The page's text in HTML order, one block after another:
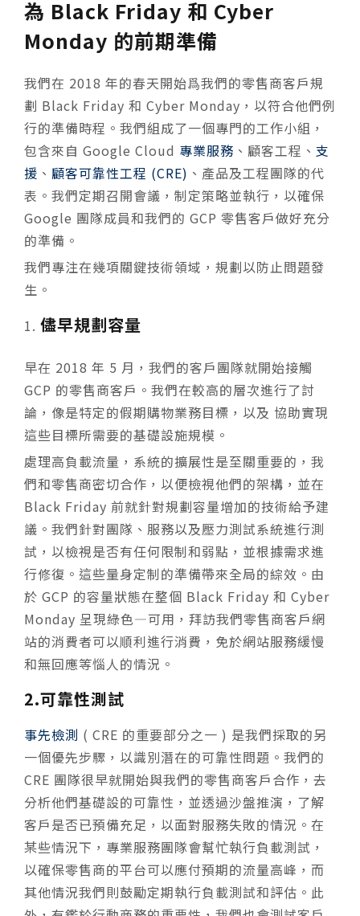
為 Black Friday 和 Cyber
Monday 的前期準備
我們在 2018 年的春天開始爲我們的零售商客戶規
劃 Black Friday 和 Cyber Monday，以符合他們例
行的準備時程。我們組成了一個專門的工作小組，
包含來自 Google Cloud 專業服務 、顧客工程、 支
援 、 顧客可靠性工程 (CRE) 、產品及工程團隊的代
表。我們定期召開會議，制定策略並執行，以確保
Google 團隊成員和我們的 GCP 零售客戶做好充分
的準備。
我們專注在幾項關鍵技術領域，規劃以防止問題發
生。
儘早規劃容量
早在 2018 年 5 月，我們的客戶團隊就開始接觸
GCP 的零售商客戶。我們在較高的層次進行了討
論，像是特定的假期購物業務目標，以及 協助實現
這些目標所需要的基礎設施規模。
處理高負載流量，系統的擴展性是至關重要的，我
們和零售商密切合作，以便檢視他們的架構，並在
Black Friday 前就針對規劃容量增加的技術給予建
議。我們針對團隊、服務以及壓力測試系統進行測
試，以檢視是否有任何限制和弱點，並根據需求進
行修復。這些量身定制的準備帶來全局的綜效。由
於 GCP 的容量狀態在整個 Black Friday 和 Cyber
Monday 呈現綠色—可用，拜訪我們零售商客戶網
站的消費者可以順利進行消費，免於網站服務緩慢
和無回應等惱人的情況。
2.可靠性測試
事先檢測 ( CRE 的重要部分之一 ) 是我們採取的另
一個優先步驟，以識別潛在的可靠性問題。我們的
CRE 團隊很早就開始與我們的零售商客戶合作，去
分析他們基礎設的可靠性，並透過沙盤推演，了解
客戶是否已預備充足，以面對服務失敗的情況。在
某些情況下，專業服務團隊會幫忙執行負載測試，
以確保零售商的平台可以應付預期的流量高峰，而
其他情況我們則鼓勵定期執行負載測試和評估。此